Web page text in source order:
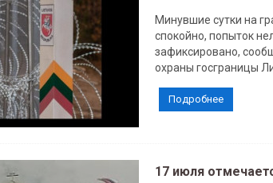
Минувшие сутки на
спокойно, попыток
зафиксировано,
охраны госграницы
Подробнее
17 июля